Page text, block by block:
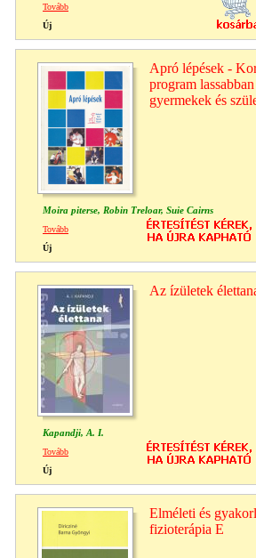
Tovább
Új
Apró lépések -
program
gyermekek és
Moira piterse, Robin Treloar, Suie Cairns
Tovább
Új
Az ízületek
Kapandji, A. I.
Tovább
Új
Elméleti és
fizioterápia E